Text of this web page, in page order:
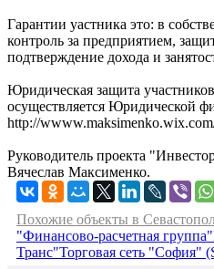
Гарантии уастника это: в
контроль за предприятием,
подтверждение дохода и
Юридическая защита
осуществляется
http://
Руководитель проекта
Вячеслав Максименко.
Похожие объекты в
"Финансово-расчетная группа"
Транс"Торговая сеть "София"